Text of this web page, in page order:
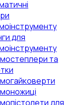
для
та
для